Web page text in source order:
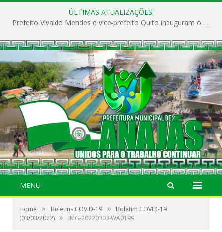
ÚLTIMAS ATUALIZAÇÕES:
Prefeito Vivaldo Mendes e vice-prefeito Quito inauguram o CAPS e fortalecem a saúde pública em Anajás.
MENU
Home » Boletins COVID-19 »
Boletim COVID-19
(03/03/2022) » IMG-20220303-WA0199